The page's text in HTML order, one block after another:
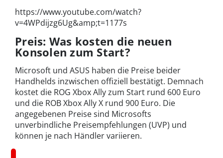
https://www.youtube.com/watch?
v=4WPdijzg6Ug&amp;t=1177s
Preis: Was kosten die neuen
Konsolen zum Start?
Microsoft und ASUS haben die Preise beider
Handhelds inzwischen offiziell bestätigt. Demnach
kostet die ROG Xbox Ally zum Start rund 600 Euro
und die ROB Xbox Ally X rund 900 Euro. Die
angegebenen Preise sind Microsofts
unverbindliche Preisempfehlungen (UVP) und
können je nach Händler variieren.